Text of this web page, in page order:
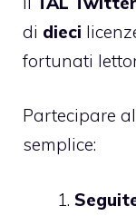
di dieci
fortunati
Partecipare al
semplice: